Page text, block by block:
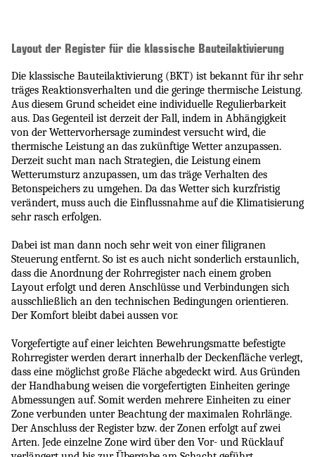
Layout der Register für die klassische Bauteilaktivierung
Die klassische Bauteilaktivierung (BKT) ist bekannt für ihr sehr
träges Reaktionsverhalten und die geringe thermische Leistung.
Aus diesem Grund scheidet eine individuelle Regulierbarkeit
aus. Das Gegenteil ist derzeit der Fall, indem in Abhängigkeit
von der Wettervorhersage zumindest versucht wird, die
thermische Leistung an das zukünftige Wetter anzupassen.
Derzeit sucht man nach Strategien, die Leistung einem
Wetterumsturz anzupassen, um das träge Verhalten des
Betonspeichers zu umgehen. Da das Wetter sich kurzfristig
verändert, muss auch die Einflussnahme auf die Klimatisierung
sehr rasch erfolgen.
Dabei ist man dann noch sehr weit von einer filigranen
Steuerung entfernt. So ist es auch nicht sonderlich erstaunlich,
dass die Anordnung der Rohrregister nach einem groben
Layout erfolgt und deren Anschlüsse und Verbindungen sich
ausschließlich an den technischen Bedingungen orientieren.
Der Komfort bleibt dabei aussen vor.
Vorgefertigte auf einer leichten Bewehrungsmatte befestigte
Rohrregister werden derart innerhalb der Deckenfläche verlegt,
dass eine möglichst große Fläche abgedeckt wird. Aus Gründen
der Handhabung weisen die vorgefertigten Einheiten geringe
Abmessungen auf. Somit werden mehrere Einheiten zu einer
Zone verbunden unter Beachtung der maximalen Rohrlänge.
Der Anschluss der Register bzw. der Zonen erfolgt auf zwei
Arten. Jede einzelne Zone wird über den Vor- und Rücklauf